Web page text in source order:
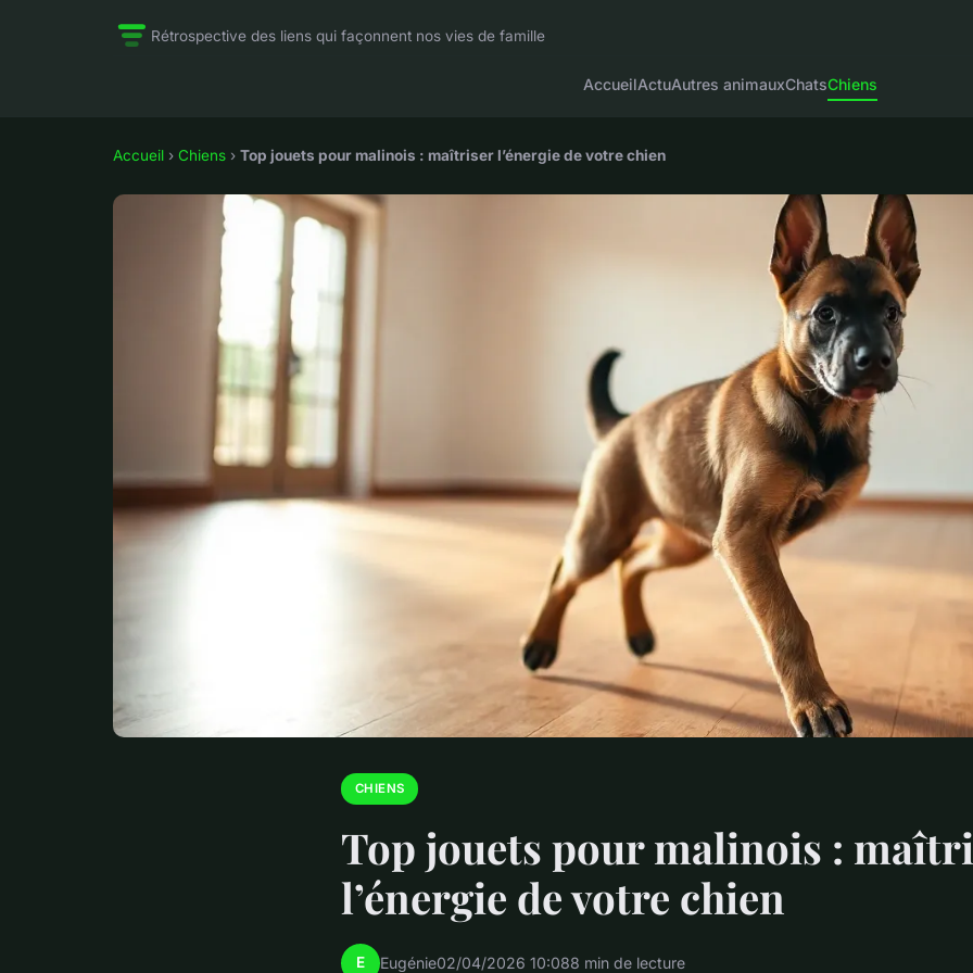
Rétrospective des liens qui façonnent nos vies de famille
AccueilActuAutres animauxChatsChiens
Accueil › Chiens › Top jouets pour malinois : maîtriser l’énergie de votre chien
CHIENS
Top jouets pour malinois :
l’énergie de votre chien
E Eugénie02/04/2026 10:088 min de lecture